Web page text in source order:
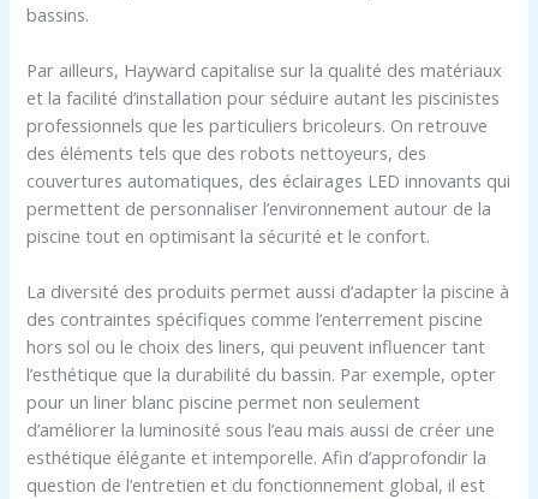
bassins.
Par ailleurs, Hayward capitalise sur la qualité des matériaux
et la facilité d’installation pour séduire autant les piscinistes
professionnels que les particuliers bricoleurs. On retrouve
des éléments tels que des robots nettoyeurs, des
couvertures automatiques, des éclairages LED innovants qui
permettent de personnaliser l’environnement autour de la
piscine tout en optimisant la sécurité et le confort.
La diversité des produits permet aussi d’adapter la piscine à
des contraintes spécifiques comme l’enterrement piscine
hors sol ou le choix des liners, qui peuvent influencer tant
l’esthétique que la durabilité du bassin. Par exemple, opter
pour un liner blanc piscine permet non seulement
d’améliorer la luminosité sous l’eau mais aussi de créer une
esthétique élégante et intemporelle. Afin d’approfondir la
question de l’entretien et du fonctionnement global, il est